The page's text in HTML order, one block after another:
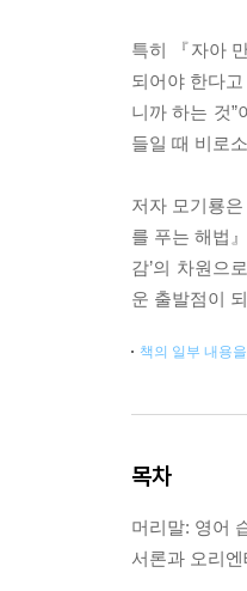
특히 『자아
되어야 한다
니까 하는 것”
들일 때 비로
저자 모기룡
를 푸는 해법
감’의 차원으
운 출발점이
책의 일부 내용
목차
머리말: 영어
서론과 오리